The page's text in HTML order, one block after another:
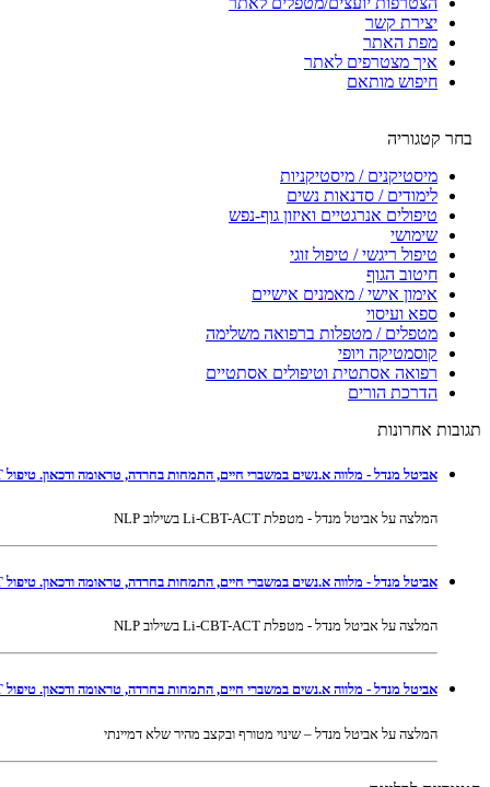
יצירת קשר
מפת האתר
איך מצטרפים לאתר
חיפוש מותאם
בחר קטגוריה
מיסטיקנים / מיסטיקניות
לימודים / סדנאות נשים
טיפולים אנרגטיים ואיזון גוף-נפש
שימושי
טיפול ריגשי / טיפול זוגי
חיטוב הגוף
אימון אישי / מאמנים אישיים
ספא ועיסוי
מטפלים / מטפלות ברפואה משלימה
קוסמטיקה ויופי
רפואה אסתטית וטיפולים אסתטיים
הדרכת הורים
תגובות אחרונות
אביטל מנדל - מלווה א.נשים במשברי חיים, התמחות בחרדה, טראומה ודכאון. טיפול Li-CBT-ACT בשילוב NLP ברמת גן ובאונליין
המלצה על אביטל מנדל - מטפלת Li-CBT-ACT בשילוב NLP
אביטל מנדל - מלווה א.נשים במשברי חיים, התמחות בחרדה, טראומה ודכאון. טיפול Li-CBT-ACT בשילוב NLP ברמת גן ובאונליין
המלצה על אביטל מנדל - מטפלת Li-CBT-ACT בשילוב NLP
אביטל מנדל - מלווה א.נשים במשברי חיים, התמחות בחרדה, טראומה ודכאון. טיפול Li-CBT-ACT בשילוב NLP ברמת גן ובאונליין
המלצה על אביטל מנדל – שינוי מטורף ובקצב מהיר שלא דמיינתי